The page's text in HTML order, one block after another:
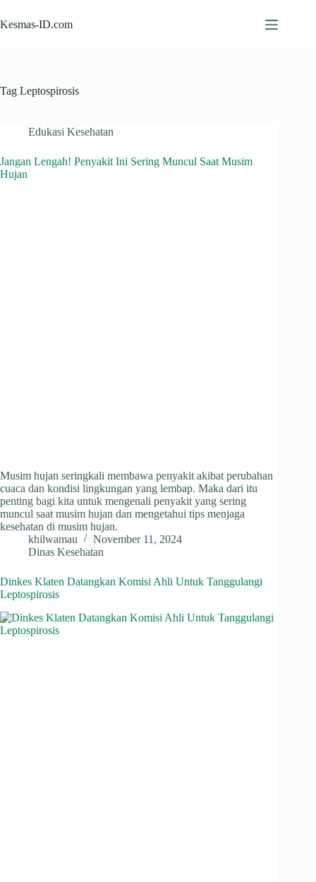
to
content
Kesmas-ID.com
Tag Leptospirosis
Edukasi Kesehatan
Jangan Lengah! Penyakit Ini Sering Muncul Saat Musim
Hujan
Musim hujan seringkali membawa penyakit akibat perubahan
cuaca dan kondisi lingkungan yang lembap. Maka dari itu
penting bagi kita untuk mengenali penyakit yang sering
muncul saat musim hujan dan mengetahui tips menjaga
kesehatan di musim hujan.
khilwamau
November 11, 2024
Dinas Kesehatan
Dinkes Klaten Datangkan Komisi Ahli Untuk Tanggulangi
Leptospirosis